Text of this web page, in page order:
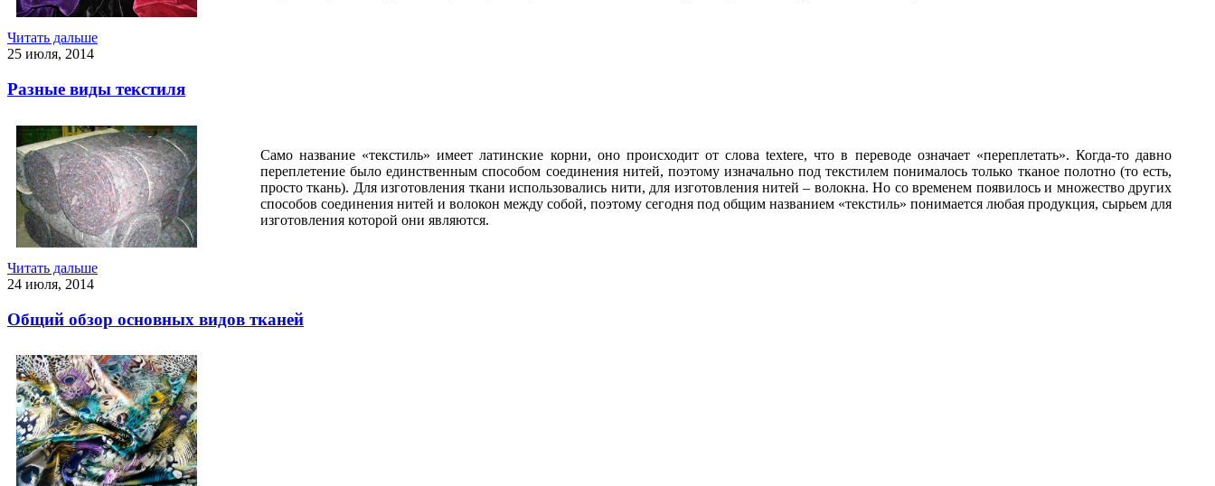
Читать дальше
25 июля, 2014
Разные виды текстиля
Само название «текстиль» имеет латинские корни, оно происходит от слова textere, что в переводе означает «переплетать». Когда-то давно
переплетение было единственным способом соединения нитей, поэтому изначально под текстилем понималось только тканое полотно (то есть,
просто ткань). Для изготовления ткани использовались нити, для изготовления нитей – волокна. Но со временем появилось и множество других
способов соединения нитей и волокон между собой, поэтому сегодня под общим названием «текстиль» понимается любая продукция, сырьем для
изготовления которой они являются.
Читать дальше
24 июля, 2014
Общий обзор основных видов тканей